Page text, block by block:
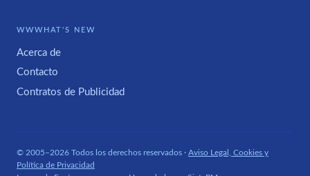
WWWHAT'S NEW
Acerca de
Contacto
Contratos de Publicidad
© 2005–2026 Todos los derechos reservados · Aviso Legal, Cookies y
Política de Privacidad